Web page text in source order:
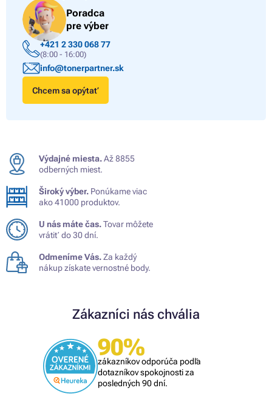
Poradca
pre výber
+421 2 330 068 77
(8:00 - 16:00)
info@tonerpartner.sk
Chcem sa opýtať
Výdajné miesta.Až 8855
odberných miest.
Široký výber. Ponúkame viac
ako 41000 produktov.
U nás máte čas.Tovar môžete
vrátiť do 30 dní.
Odmeníme Vás.Za každý
nákup získate vernostné body.
Zákazníci nás chvália
90%
zákazníkov odporúča podľa
dotazníkov spokojnosti za
posledných 90 dní.